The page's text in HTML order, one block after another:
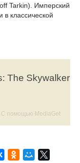
Tarkin). Имперский
классической
The Skywalker
С помощью MediaGet